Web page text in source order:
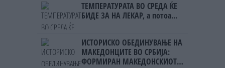
ТЕМПЕРАТУРАТА ВО СРЕДА ЌЕ
БИДЕ ЗА НА ЛЕКАР, а потоа...
ИСТОРИСКО ОБЕДИНУВАЊЕ НА
МАКЕДОНЦИТЕ ВО СРБИЈА:
ФОРМИРАН МАКЕДОНСКИОТ